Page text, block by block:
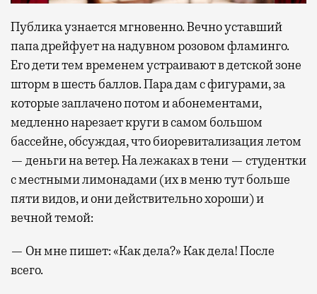
Публика узнается мгновенно. Вечно уставший
папа дрейфует на надувном розовом фламинго.
Его дети тем временем устраивают в детской зоне
шторм в шесть баллов. Пара дам с фигурами, за
которые заплачено потом и абонементами,
медленно нарезает круги в самом большом
бассейне, обсуждая, что биоревитализация летом
— деньги на ветер. На лежаках в тени — студентки
с местными лимонадами (их в меню тут больше
пяти видов, и они действительно хороши) и
вечной темой:
— Он мне пишет: «Как дела?» Как дела! После
всего.